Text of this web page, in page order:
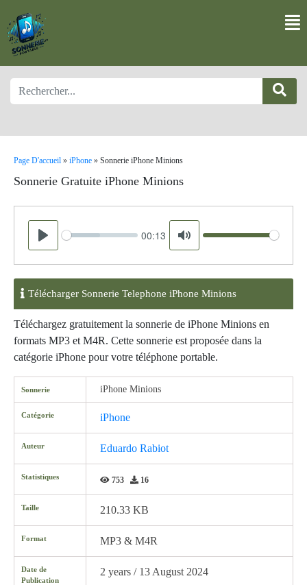
Page D'accueil » iPhone » Sonnerie iPhone Minions
Sonnerie Gratuite iPhone Minions
Play
Seek 00:13
Mute
Volume
Télécharger Sonnerie Telephone iPhone Minions
Téléchargez gratuitement la sonnerie de iPhone Minions en
formats MP3 et M4R. Cette sonnerie est proposée dans la
catégorie iPhone pour votre téléphone portable.
Sonnerie iPhone Minions
Catégorie iPhone
Auteur Eduardo Rabiot
Statistiques 753 16
Taille 210.33 KB
Format MP3 & M4R
Date de
Publication
2 years / 13 August 2024